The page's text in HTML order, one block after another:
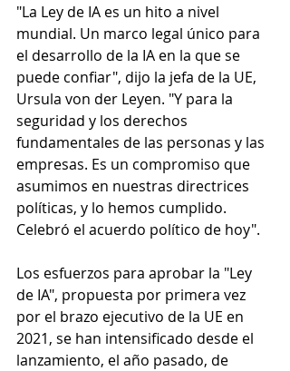
"La Ley de IA es un hito a nivel
mundial. Un marco legal único para
el desarrollo de la IA en la que se
puede confiar", dijo la jefa de la UE,
Ursula von der Leyen. "Y para la
seguridad y los derechos
fundamentales de las personas y las
empresas. Es un compromiso que
asumimos en nuestras directrices
políticas, y lo hemos cumplido.
Celebró el acuerdo político de hoy".
Los esfuerzos para aprobar la "Ley
de IA", propuesta por primera vez
por el brazo ejecutivo de la UE en
2021, se han intensificado desde el
lanzamiento, el año pasado, de